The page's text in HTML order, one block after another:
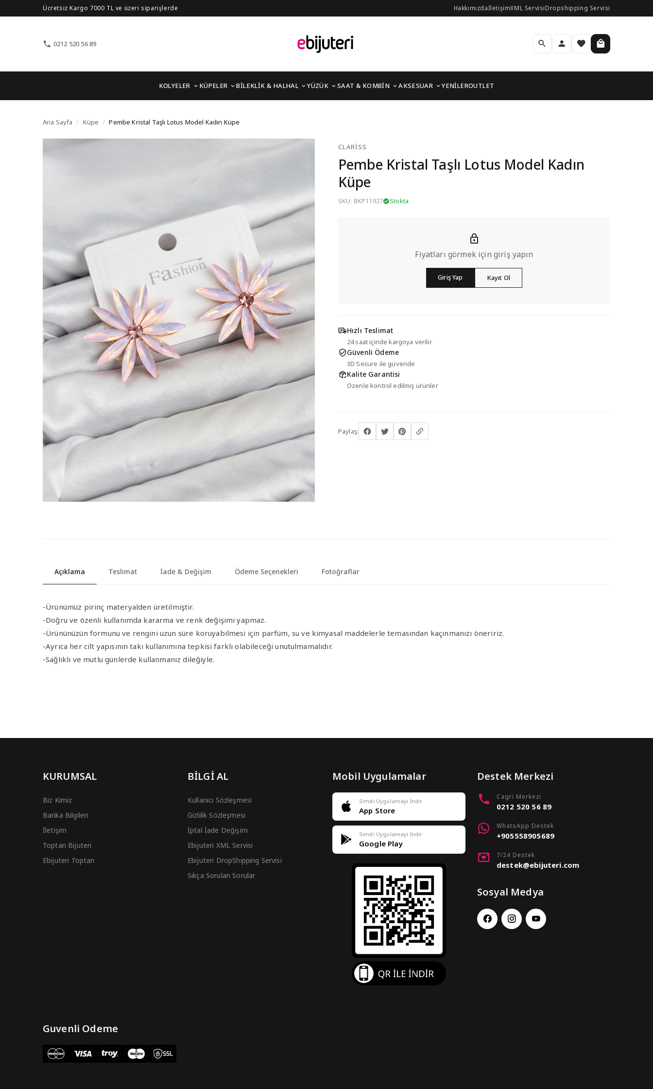
Ücretsiz Kargo 7000 TL ve üzeri siparişlerde HakkımızdaİletişimXML ServisiDropshipping Servisi
0212 520 56 89
KOLYELER KÜPELER BİLEKLİK & HALHAL YÜZÜK SAAT & KOMBİN AKSESUAR YENİLEROUTLET
Pembe Kristal Taşlı Lotus Model Kadın Küpe
Ana Sayfa / Küpe / Pembe Kristal Taşlı Lotus Model Kadın Küpe
CLARISS
Pembe Kristal Taşlı Lotus Model Kadın
Küpe
SKU: BKP11927 Stokta
Fiyatları görmek için giriş yapın
Giriş Yap Kayıt Ol
Hızlı Teslimat
24 saat içinde kargoya verilir
Güvenli Ödeme
3D Secure ile güvende
Kalite Garantisi
Özenle kontrol edilmiş ürünler
Paylaş:
Açıklama Teslimat İade & Değişim Ödeme Seçenekleri Fotoğraflar
-Ürünümüz pirinç materyalden üretilmiştir.
-Doğru ve özenli kullanımda kararma ve renk değişimi yapmaz.
-Ürününüzün formunu ve rengini uzun süre koruyabilmesi için parfüm, su ve kimyasal maddelerle temasından kaçınmanızı öneririz.
-Ayrıca her cilt yapısının takı kullanımına tepkisi farklı olabileceği unutulmamalıdır.
-Sağlıklı ve mutlu günlerde kullanmanız dileğiyle.
KURUMSAL
Biz Kimiz
Banka Bilgileri
İletişim
Toptan Bijuteri
Ebijuteri Toptan
BİLGİ AL
Kullanıcı Sözleşmesi
Gizlilik Sözleşmesi
İptal İade Değişim
Ebijuteri XML Servisi
Ebijuteri DropShipping Servisi
Sıkça Sorulan Sorular
Mobil Uygulamalar
Simdi Uygulamayi Indir
App Store
Simdi Uygulamayi Indir
Google Play
Destek Merkezi
Cagri Merkezi
0212 520 56 89
WhatsApp Destek
+905558905689
7/24 Destek
destek@ebijuteri.com
Sosyal Medya
Guvenli Odeme